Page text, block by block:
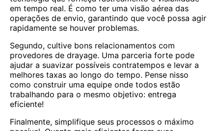
em tempo real. É como ter uma visão aérea das
operações de envio, garantindo que você possa agir
rapidamente se houver problemas.
Segundo, cultive bons relacionamentos com
provedores de drayage. Uma parceria forte pode
ajudar a suavizar possíveis contratempos e levar a
melhores taxas ao longo do tempo. Pense nisso
como construir uma equipe onde todos estão
trabalhando para o mesmo objetivo: entrega
eficiente!
Finalmente, simplifique seus processos o máximo